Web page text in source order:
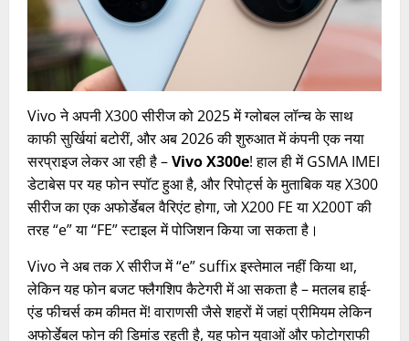
Vivo ने अपनी X300 सीरीज को 2025 में ग्लोबल लॉन्च के साथ
काफी सुर्खियां बटोरीं, और अब 2026 की शुरुआत में कंपनी एक नया
सरप्राइज लेकर आ रही है –Vivo X300e! हाल ही में GSMA IMEI
डेटाबेस पर यह फोन स्पॉट हुआ है, और रिपोर्ट्स के मुताबिक यह X300
सीरीज का एक अफोर्डेबल वैरिएंट होगा, जो X200 FE या X200T की
तरह “e” या “FE” स्टाइल में पोजिशन किया जा सकता है।
Vivo ने अब तक X सीरीज में “e” suffix इस्तेमाल नहीं किया था,
लेकिन यह फोन बजट फ्लैगशिप कैटेगरी में आ सकता है – मतलब हाई-
एंड फीचर्स कम कीमत में! वाराणसी जैसे शहरों में जहां प्रीमियम लेकिन
अफोर्डेबल फोन की डिमांड रहती है, यह फोन युवाओं और फोटोग्राफी